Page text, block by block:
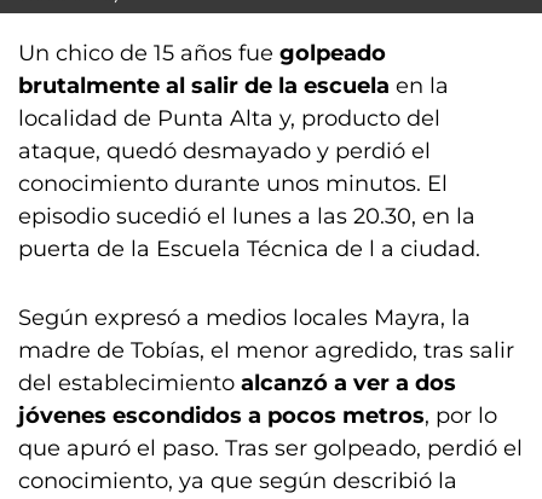
Un chico de 15 años fue golpeado
brutalmente al salir de la escuela en la
localidad de Punta Alta y, producto del
ataque, quedó desmayado y perdió el
conocimiento durante unos minutos. El
episodio sucedió el lunes a las 20.30, en la
puerta de la Escuela Técnica de l a ciudad.
Según expresó a medios locales Mayra, la
madre de Tobías, el menor agredido, tras salir
del establecimiento alcanzó a ver a dos
jóvenes escondidos a pocos metros, por lo
que apuró el paso. Tras ser golpeado, perdió el
conocimiento, ya que según describió la